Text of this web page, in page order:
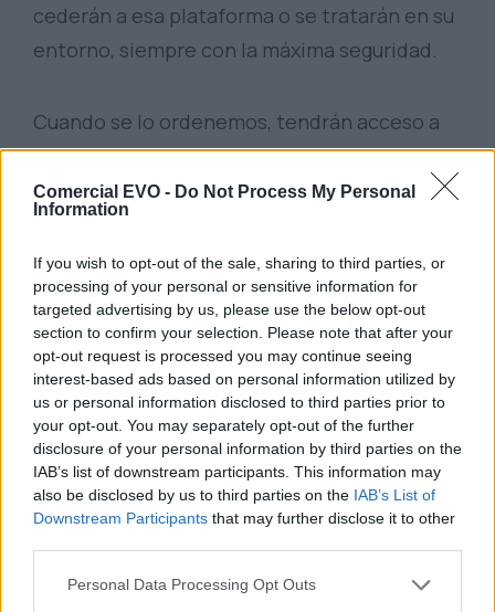
Comercial EVO - Do Not Process My Personal
Information
If you wish to opt-out of the sale, sharing to third parties, or
processing of your personal or sensitive information for
targeted advertising by us, please use the below opt-out
section to confirm your selection. Please note that after your
opt-out request is processed you may continue seeing
interest-based ads based on personal information utilized by
us or personal information disclosed to third parties prior to
your opt-out. You may separately opt-out of the further
disclosure of your personal information by third parties on the
IAB’s list of downstream participants. This information may
also be disclosed by us to third parties on the IAB’s List of
Downstream Participants that may further disclose it to other
Personal Data Processing Opt Outs
cederán a esa plataforma o se tratarán en su
entorno, siempre con la máxima seguridad.
Cuando se lo ordenemos, tendrán acceso a
nuestra web la empresa de desarrollo y
mantenimiento web, alojamiento
web/hosting. Las mismas tendrán firmado un
contrato de prestación de servicios que les
obliga a mantener el mismo nivel de
privacidad que nosotros.
¿Qué Derechos tienes?
A saber si estamos tratando tus datos o
no.
A solicitar la rectificación de tus datos si